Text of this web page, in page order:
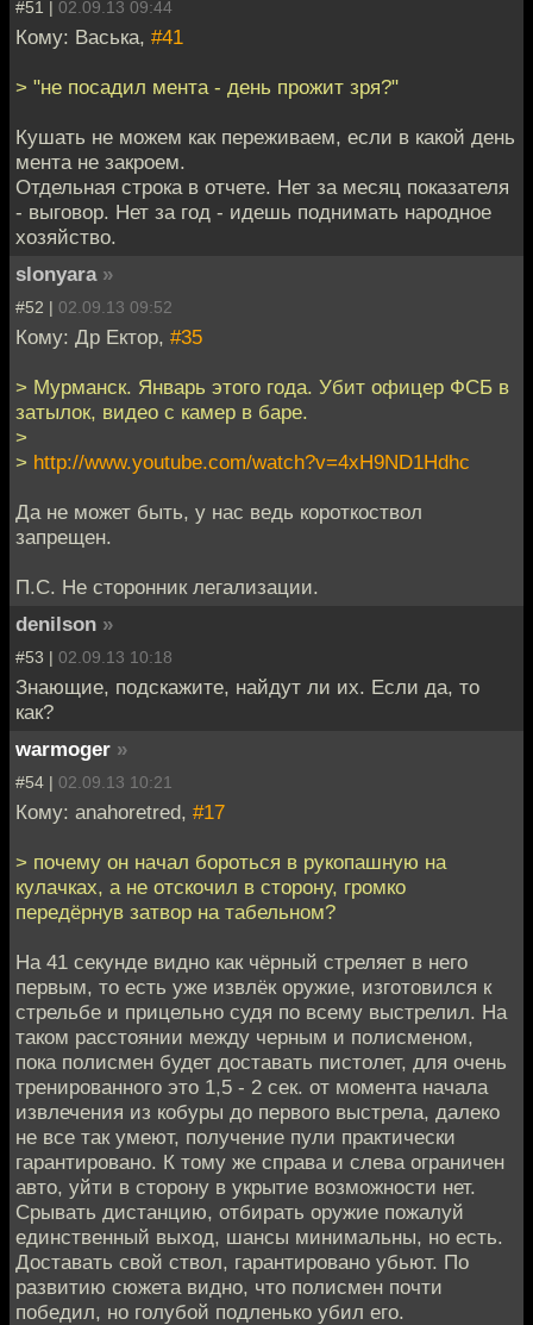
#51 | 02.09.13 09:44
Кому: Васька, #41
> "не посадил мента - день прожит зря?"
Кушать не можем как переживаем, если в какой день
мента не закроем.
Отдельная строка в отчете. Нет за месяц показателя
- выговор. Нет за год - идешь поднимать народное
хозяйство.
slonyara »
#52 | 02.09.13 09:52
Кому: Др Ектор, #35
> Мурманск. Январь этого года. Убит офицер ФСБ в
затылок, видео с камер в баре.
>
> http://www.youtube.com/watch?v=4xH9ND1Hdhc
Да не может быть, у нас ведь короткоствол
запрещен.
П.С. Не сторонник легализации.
denilson »
#53 | 02.09.13 10:18
Знающие, подскажите, найдут ли их. Если да, то
как?
warmoger »
#54 | 02.09.13 10:21
Кому: anahoretred, #17
> почему он начал бороться в рукопашную на
кулачках, а не отскочил в сторону, громко
передёрнув затвор на табельном?
На 41 секунде видно как чёрный стреляет в него
первым, то есть уже извлёк оружие, изготовился к
стрельбе и прицельно судя по всему выстрелил. На
таком расстоянии между черным и полисменом,
пока полисмен будет доставать пистолет, для очень
тренированного это 1,5 - 2 сек. от момента начала
извлечения из кобуры до первого выстрела, далеко
не все так умеют, получение пули практически
гарантировано. К тому же справа и слева ограничен
авто, уйти в сторону в укрытие возможности нет.
Срывать дистанцию, отбирать оружие пожалуй
единственный выход, шансы минимальны, но есть.
Доставать свой ствол, гарантировано убьют. По
развитию сюжета видно, что полисмен почти
победил, но голубой подленько убил его.